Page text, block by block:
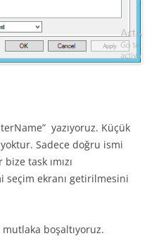
yazıyoruz. Küçük
Sadece doğru ismi
task ımızı
seçim ekranı getirilmesini
boşaltıyoruz.